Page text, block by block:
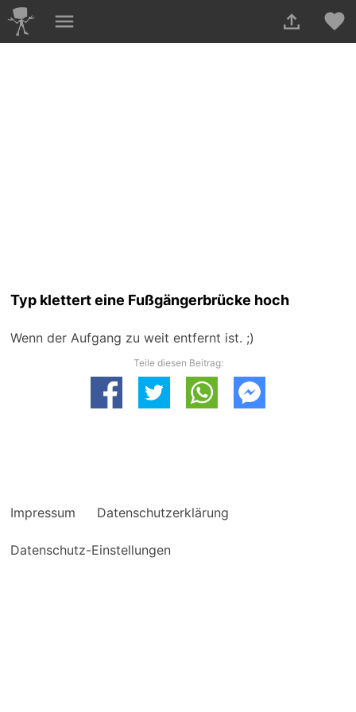
Typ klettert eine Fußgängerbrücke hoch
Wenn der Aufgang zu weit entfernt ist. ;)
Teile diesen Beitrag:
Impressum Datenschutzerklärung
Datenschutz-Einstellungen